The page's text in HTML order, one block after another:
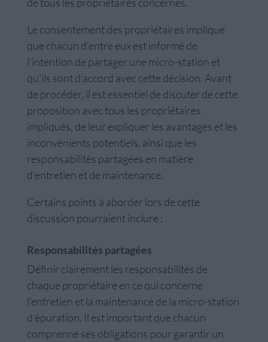
Le consentement des propriétaires implique
que chacun d’entre eux est informé de
l’intention de partager une micro-station et
qu’ils sont d’accord avec cette décision. Avant
de procéder, il est essentiel de discuter de cette
proposition avec tous les propriétaires
impliqués, de leur expliquer les avantages et les
inconvénients potentiels, ainsi que les
responsabilités partagées en matière
d’entretien et de maintenance.
Certains points à aborder lors de cette
discussion pourraient inclure :
Responsabilités partagées
Définir clairement les responsabilités de
chaque propriétaire en ce qui concerne
l’entretien et la maintenance de la micro-station
d’épuration. Il est important que chacun
comprenne ses obligations pour garantir un